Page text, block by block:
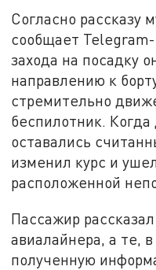
Согласно рассказу
сообщает
захода на посадку
направлению к
стремительно
беспилотник.
оставались
изменил курс и
расположенной
Пассажир
авиалайнера, а те,
полученную